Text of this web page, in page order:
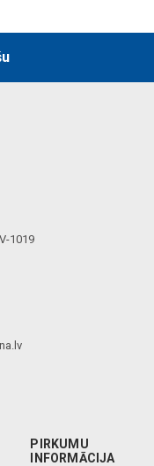
1019
PIRKUMU
INFORMĀCIJA